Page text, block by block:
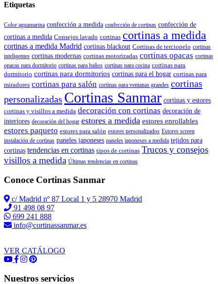
Etiquetas
Color aguamarina confección a medida confección de cortinas confección de
cortinas a medida Consejos lavado cortinas cortinas a medida
cortinas a medida Madrid cortinas blackout Cortinas de terciopelo cortinas
inteligentes cortinas modernas cortinas motorizadas cortinas opacas cortinas
opacas para dormitorio cortinas para baños cortinas para cocina cortinas para
dormitorio cortinas para dormitorios cortinas para el hogar cortinas para
miradores cortinas para salón cortinas para ventanas grandes cortinas
personalizadas Cortinas Sanmar cortinas y estores
cortinas y visillos a medida decoración con cortinas decoración de
interiores decoración del hogar estores a medida estores enrollables
estores paqueto estores para salón estores personalizados Estores screen
instalación de cortinas paneles japoneses paneles japoneses a medida tejidos para
cortinas tendencias en cortinas tipos de cortinas Trucos y consejos
visillos a medida Últimas tendencias en cortinas
Conoce Cortinas Sanmar
c/ Madrid nº 87 Local 1 y 5 28970 Madrid
91 498 08 97
699 241 888
info@cortinassanmar.es
VER CATÁLOGO
Nuestros servicios